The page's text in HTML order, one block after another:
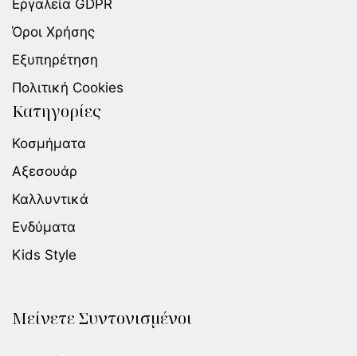
Εργαλεία GDPR
Όροι Χρήσης
Εξυπηρέτηση
Πολιτική Cookies
Κατηγορίες
Κοσμήματα
Αξεσουάρ
Καλλυντικά
Ενδύματα
Kids Style
Μείνετε Συντονισμένοι